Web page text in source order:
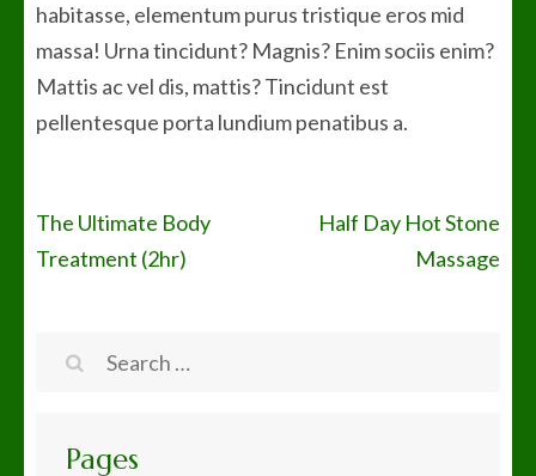
habitasse, elementum purus tristique eros mid
massa! Urna tincidunt? Magnis? Enim sociis enim?
Mattis ac vel dis, mattis? Tincidunt est
pellentesque porta lundium penatibus a.
Post
The Ultimate Body
Treatment (2hr)
Half Day Hot Stone
Massage
Search
Pages